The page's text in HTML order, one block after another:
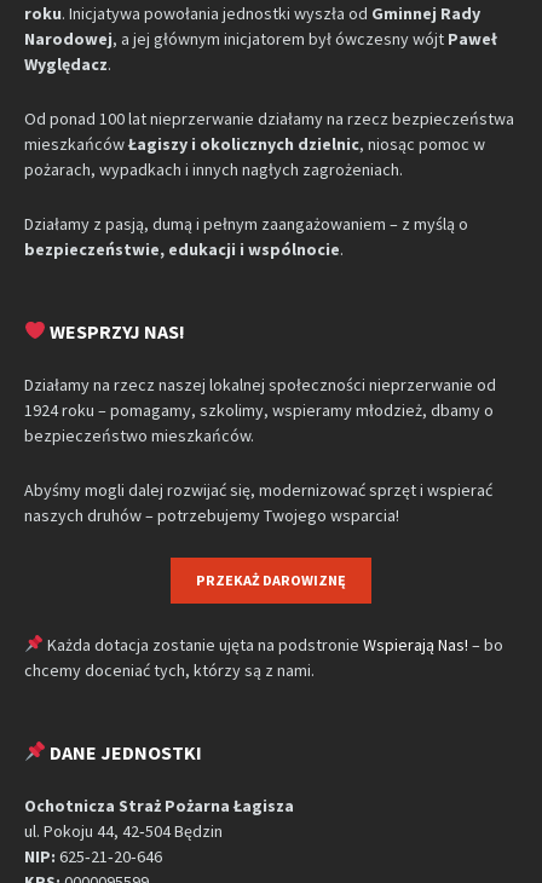
roku. Inicjatywa powołania jednostki wyszła od Gminnej Rady
Narodowej, a jej głównym inicjatorem był ówczesny wójt Paweł
Wyględacz.
Od ponad 100 lat nieprzerwanie działamy na rzecz bezpieczeństwa
mieszkańcówŁagiszy i okolicznych dzielnic, niosąc pomoc w
pożarach, wypadkach i innych nagłych zagrożeniach.
Działamy z pasją, dumą i pełnym zaangażowaniem – z myślą o
bezpieczeństwie, edukacji i wspólnocie.
WESPRZYJ NAS!
Działamy na rzecz naszej lokalnej społeczności nieprzerwanie od
1924 roku – pomagamy, szkolimy, wspieramy młodzież, dbamy o
bezpieczeństwo mieszkańców.
Abyśmy mogli dalej rozwijać się, modernizować sprzęt i wspierać
naszych druhów – potrzebujemy Twojego wsparcia!
PRZEKAŻ DAROWIZNĘ
Każda dotacja zostanie ujęta na podstronie Wspierają Nas! – bo
chcemy doceniać tych, którzy są z nami.
DANE JEDNOSTKI
Ochotnicza Straż Pożarna Łagisza
ul. Pokoju 44, 42‑504 Będzin
NIP: 625‑21‑20‑646